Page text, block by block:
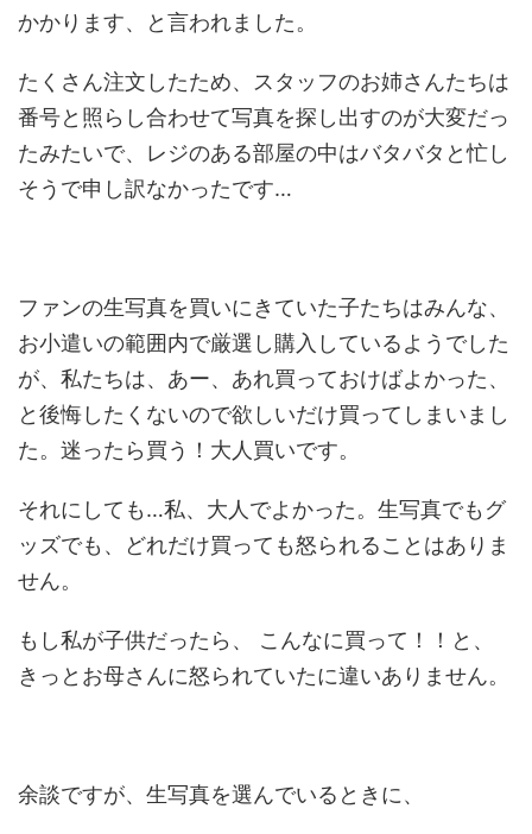
かかります、と言われました。
たくさん注文したため、スタッフのお姉さんたちは
番号と照らし合わせて写真を探し出すのが大変だっ
たみたいで、レジのある部屋の中はバタバタと忙し
そうで申し訳なかったです…
ファンの生写真を買いにきていた子たちはみんな、
お小遣いの範囲内で厳選し購入しているようでした
が、私たちは、あー、あれ買っておけばよかった、
と後悔したくないので欲しいだけ買ってしまいまし
た。迷ったら買う！大人買いです。
それにしても…私、大人でよかった。生写真でもグ
ッズでも、どれだけ買っても怒られることはありま
せん。
もし私が子供だったら、 こんなに買って！！と、
きっとお母さんに怒られていたに違いありません。
余談ですが、生写真を選んでいるときに、